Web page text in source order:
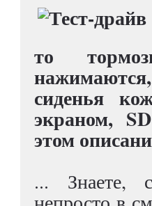
то
сиденья
экраном,
этом
... Знаете,